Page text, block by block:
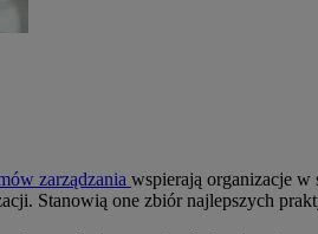
zarządzania wspierają organizacje
Stanowią one zbiór najlepszych